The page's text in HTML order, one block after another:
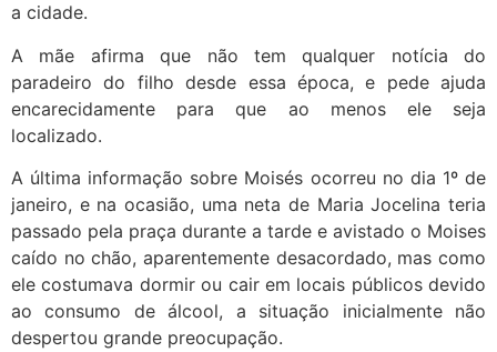
a cidade.
A mãe afirma que não tem qualquer notícia do
paradeiro do filho desde essa época, e pede ajuda
encarecidamente para que ao menos ele seja
localizado.
A última informação sobre Moisés ocorreu no dia 1º de
janeiro, e na ocasião, uma neta de Maria Jocelina teria
passado pela praça durante a tarde e avistado o Moises
caído no chão, aparentemente desacordado, mas como
ele costumava dormir ou cair em locais públicos devido
ao consumo de álcool, a situação inicialmente não
despertou grande preocupação.